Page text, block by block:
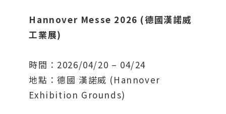
Hannover Messe 2026 (德國漢諾威
工業展)
時間：2026/04/20 – 04/24
地點：德國 漢諾威 (Hannover
Exhibition Grounds)